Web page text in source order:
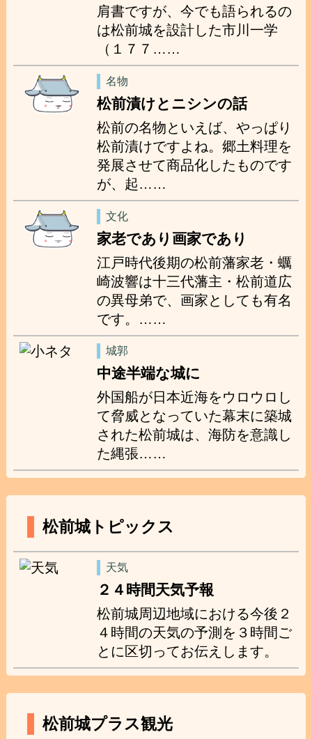
肩書ですが、今でも語られるの
は松前城を設計した市川一学
（１７７……
名物
松前漬けとニシンの話
松前の名物といえば、やっぱり
松前漬けですよね。郷土料理を
発展させて商品化したものです
が、起……
文化
家老であり画家であり
江戸時代後期の松前藩家老・蠣
崎波響は十三代藩主・松前道広
の異母弟で、画家としても有名
です。……
城郭
中途半端な城に
外国船が日本近海をウロウロし
て脅威となっていた幕末に築城
された松前城は、海防を意識し
た縄張……
松前城トピックス
天気
２４時間天気予報
松前城周辺地域における今後２
４時間の天気の予測を３時間ご
とに区切ってお伝えします。
松前城プラス観光